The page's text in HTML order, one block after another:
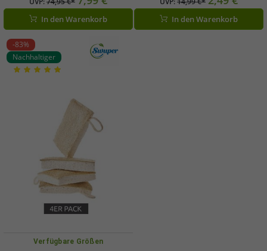
Baumwolle Beige/Weiß
In den Warenkorb
Beige/Weiß
In den Warenkorb
-83%
Nachhaltiger
Verfügbare Größen